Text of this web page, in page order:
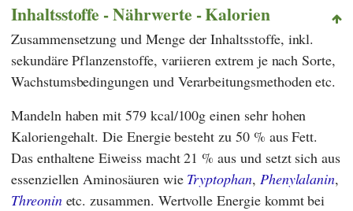
Inhaltsstoffe - Nährwerte - Kalorien
Zusammensetzung und Menge der Inhaltsstoffe, inkl.
sekundäre Pflanzenstoffe, variieren extrem je nach Sorte,
Wachstumsbedingungen und Verarbeitungsmethoden etc.
Mandeln haben mit 579 kcal/100g einen sehr hohen
Kaloriengehalt. Die Energie besteht zu 50 % aus Fett.
Das enthaltene Eiweiss macht 21 % aus und setzt sich aus
essenziellen Aminosäuren wie Tryptophan, Phenylalanin,
Threoninetc. zusammen. Wertvolle Energie kommt bei